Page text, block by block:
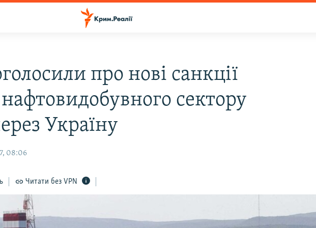
про нові санкції
сектору
Україну
08:06
Читати без VPN